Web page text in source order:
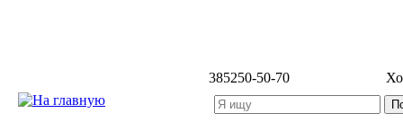
385250-50-70